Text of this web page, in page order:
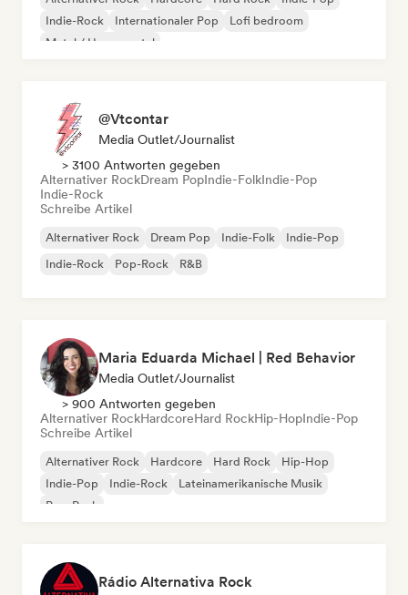
Indie-Rock
Internationaler Pop
Lofi bedroom
Metal / Heavy metal
@Vtcontar
Media Outlet/Journalist
> 3100 Antworten gegeben
Alternativer RockDream PopIndie-FolkIndie-Pop
Indie-Rock
Schreibe Artikel
Alternativer Rock Dream Pop Indie-Folk
Indie-Pop
Indie-Rock
Pop-Rock R&B
Maria Eduarda Michael | Red Behavior
Media Outlet/Journalist
> 900 Antworten gegeben
Alternativer RockHardcoreHard RockHip-HopIndie-Pop
Schreibe Artikel
Alternativer Rock Hardcore Hard Rock
Hip-Hop
Indie-Pop
Indie-Rock
Lateinamerikanische Musik
Pop-Punk
Rádio Alternativa Rock